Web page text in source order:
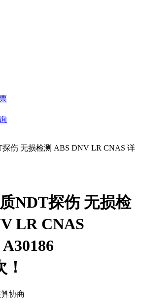
伤 无损检测 ABS DNV LR CNAS 详
NDT探伤 无损检
LR CNAS
协商